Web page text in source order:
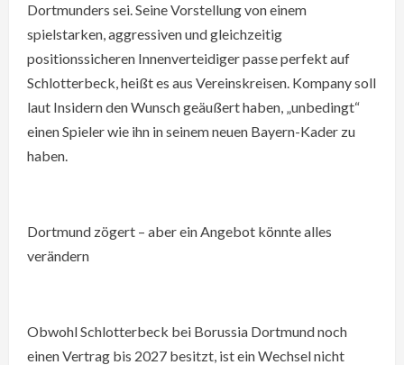
Dortmunders sei. Seine Vorstellung von einem
spielstarken, aggressiven und gleichzeitig
positionssicheren Innenverteidiger passe perfekt auf
Schlotterbeck, heißt es aus Vereinskreisen. Kompany soll
laut Insidern den Wunsch geäußert haben, „unbedingt“
einen Spieler wie ihn in seinem neuen Bayern-Kader zu
haben.
Dortmund zögert – aber ein Angebot könnte alles
verändern
Obwohl Schlotterbeck bei Borussia Dortmund noch
einen Vertrag bis 2027 besitzt, ist ein Wechsel nicht